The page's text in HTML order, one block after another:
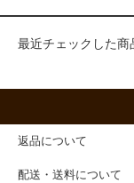
最近チェックした商
返品について
配送・送料について